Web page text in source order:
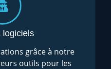
logiciels
grâce à notre
outils pour les